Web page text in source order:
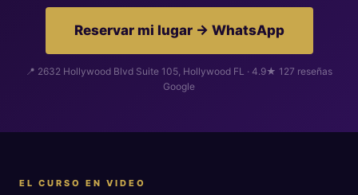
Reservar mi lugar → WhatsApp
📍 2632 Hollywood Blvd Suite 105, Hollywood FL · 4.9★ 127 reseñas
Google
EL CURSO EN VIDEO